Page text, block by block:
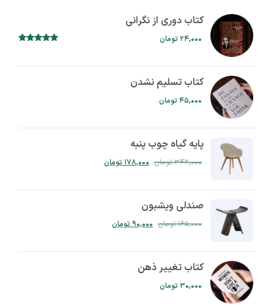
کتاب دوری از نگرانی
۲۴,۰۰۰ تومان
کتاب تسلیم نشدن
۴۵,۰۰۰ تومان
پایه گیاه چوب پنبه
۳۴۲,۰۰۰تومان ۱۷۸,۰۰۰تومان
صندلی ویشبون
۱۶۵,۰۰۰تومان ۹۰,۰۰۰تومان
کتاب تغییر ذهن
۳۰,۰۰۰ تومان